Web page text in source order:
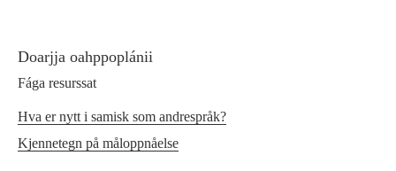
Doarjja oahppoplánii
Fága resurssat
Hva er nytt i samisk som andrespråk?
Kjennetegn på måloppnåelse